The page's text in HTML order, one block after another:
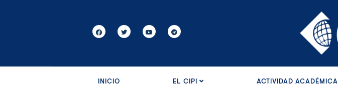
INICIO EL CIPI ACTIVIDAD ACADÉMICA